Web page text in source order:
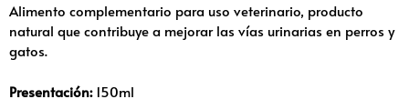
Alimento complementario para uso veterinario, producto
natural que contribuye a mejorar las vías urinarias en perros y
gatos.
Presentación:150ml